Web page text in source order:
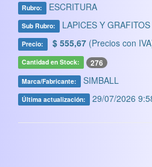
Rubro: ESCRITURA
Sub Rubro: LAPICES Y GRAFITOS
Precio: $ 555,67 (Precios con
Cantidad en Stock: 276
Marca/Fabricante: SIMBALL
Última actualización: 29/07/2026